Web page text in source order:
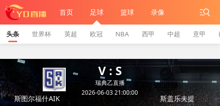
首页 足球 篮球 录像
头条 世界杯 英超 欧冠 NBA 西甲 中超 意甲
斯图尔福什AIK
V : S
瑞典乙直播
2026-06-03 21:00:00
斯盖乐夫提